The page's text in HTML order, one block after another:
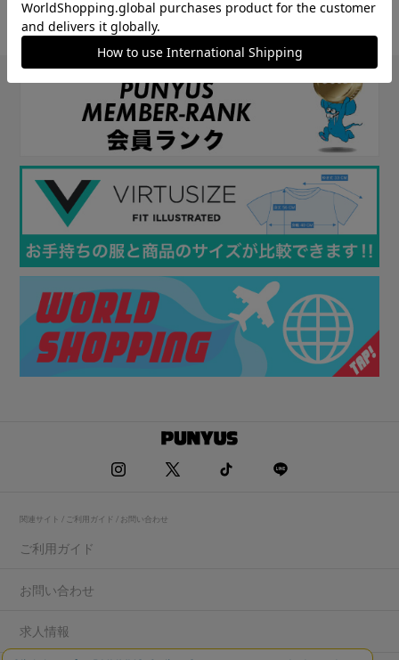
条件に一致するアイテムがありませんでした。
条件を変えて探してみてください。
関連サイト / ご利用ガイド / お問い合わせ
ご利用ガイド
お問い合わせ
求人情報